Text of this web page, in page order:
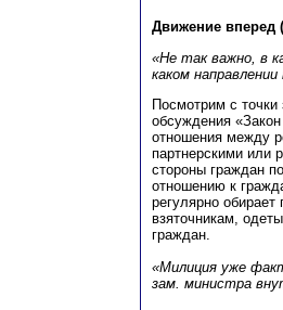
Движение вперед
«Не так важно, в
каком
Посмотрим с
обсуждения
отношения между
партнерскими или
стороны граждан
отношению к
регулярно
взяточникам,
граждан.
«Милиция уже
зам. министра